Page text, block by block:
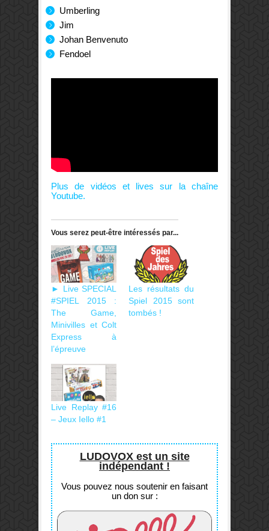
Umberling
Jim
Johan Benvenuto
Fendoel
Plus de vidéos et lives sur la chaîne
Youtube.
Vous serez peut-être intéressés par...
► Live SPECIAL
#SPIEL 2015 :
The Game,
Minivilles et Colt
Express à
l’épreuve
Les résultats du
Spiel 2015 sont
tombés !
Live Replay #16
– Jeux Iello #1
LUDOVOX est un site
indépendant !
Vous pouvez nous soutenir en faisant
un don sur :